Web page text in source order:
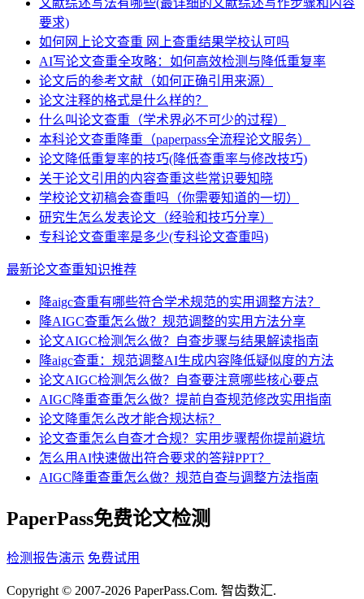
文献综述写法有哪些(最详细的文献综述写作步骤和内容
要求)
如何网上论文查重 网上查重结果学校认可吗
AI写论文查重全攻略：如何高效检测与降低重复率
论文后的参考文献（如何正确引用来源）
论文注释的格式是什么样的？
什么叫论文查重（学术界必不可少的过程）
本科论文查重降重（paperpass全流程论文服务）
论文降低重复率的技巧(降低查重率与修改技巧)
关于论文引用的内容查重这些常识要知晓
学校论文初稿会查重吗（你需要知道的一切）
研究生怎么发表论文（经验和技巧分享）
专科论文查重率是多少(专科论文查重吗)
最新论文查重知识推荐
降aigc查重有哪些符合学术规范的实用调整方法？
降AIGC查重怎么做？规范调整的实用方法分享
论文AIGC检测怎么做？自查步骤与结果解读指南
降aigc查重：规范调整AI生成内容降低疑似度的方法
论文AIGC检测怎么做？自查要注意哪些核心要点
AIGC降重查重怎么做？提前自查规范修改实用指南
论文降重怎么改才能合规达标？
论文查重怎么自查才合规？实用步骤帮你提前避坑
怎么用AI快速做出符合要求的答辩PPT？
AIGC降重查重怎么做？规范自查与调整方法指南
PaperPass免费论文检测
检测报告演示 免费试用
Copyright © 2007-2026 PaperPass.Com. 智齿数汇.